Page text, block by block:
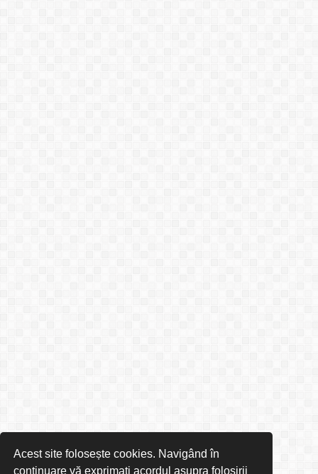
Acest site folosește cookies. Navigând în
continuare vă exprimați acordul asupra folosirii